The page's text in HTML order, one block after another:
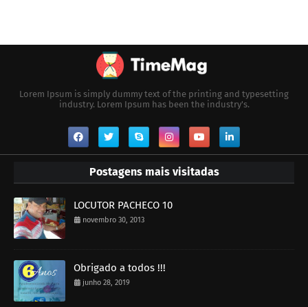
Lorem Ipsum is simply dummy text of the printing and typesetting
industry. Lorem Ipsum has been the industry's.
Postagens mais visitadas
LOCUTOR PACHECO 10
novembro 30, 2013
Obrigado a todos !!!
junho 28, 2019